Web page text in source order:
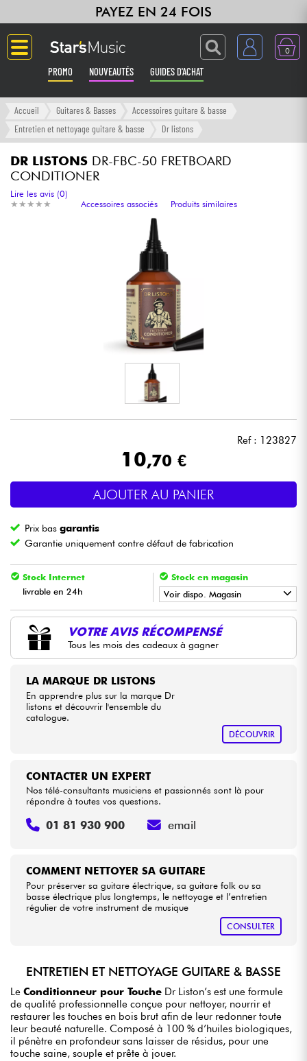
PAYEZ EN 24 FOIS
0
PROMO NOUVEAUTÉS GUIDES D'ACHAT
Langue
Amplis & Effets
Batteries & Percu
Vents
Violons & Quatuor
Eveil Musical
Câbles & Access.
HiFi
Packs
Accueil Guitares & Basses
Accessoires guitare & basse
Entretien et nettoyage guitare & basse
Dr listons
DR LISTONS DR-FBC-50 FRETBOARD
CONDITIONER
★ ★ ★ ★ ★
★ ★ ★ ★ ★
Lire les avis (0)
Accessoires associés
Produits similaires
Ref : 123827
10,70 €
AJOUTER AU PANIER
Prix basgarantis
Garantie uniquement contre défaut de fabrication
Stock Internet
livrable en 24h
Stock en magasin
Voir dispo. Magasin
• Star'SMusicBORDEAUX
VOTRE AVIS RÉCOMPENSÉ
Tous les mois des cadeaux à gagner
LA MARQUE DR LISTONS
En apprendre plus sur la marque Dr
listons et découvrir l'ensemble du
catalogue.
DÉCOUVRIR
COMMENT NETTOYER SA GUITARE
Pour préserver sa guitare électrique, sa guitare folk ou sa
basse électrique plus longtemps, le nettoyage et l’entretien
régulier de votre instrument de musique
CONSULTER
CONTACTER UN EXPERT
Nos télé-consultants musiciens et passionnés sont là pour
répondre à toutes vos questions.
01 81 930 900 email
ENTRETIEN ET NETTOYAGE GUITARE & BASSE
Le Conditionneur pour Touche Dr Liston’s est une formule
de qualité professionnelle conçue pour nettoyer, nourrir et
restaurer les touches en bois brut afin de leur redonner toute
leur beauté naturelle. Composé à 100 % d’huiles biologiques,
il pénètre en profondeur sans laisser de résidus, pour une
touche saine, souple et prête à jouer.